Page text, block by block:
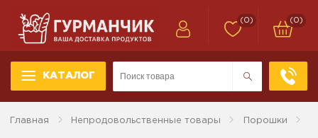
КАТАЛОГ
(0) (0)
Главная Непродовольственные товары Порошки